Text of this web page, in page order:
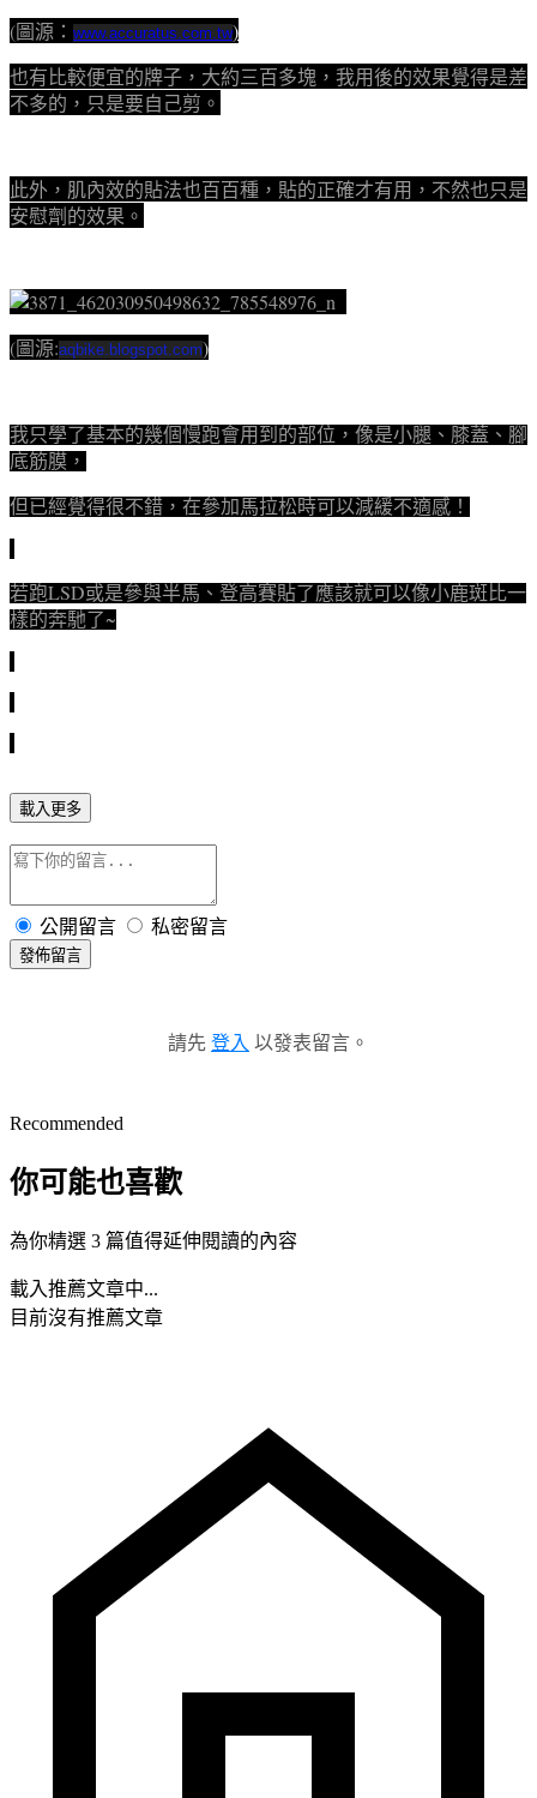
(圖源： www.accuratus.com.tw)
也有比較便宜的牌子，大約三百多塊，我用後的效果覺得是差
不多的，只是要自己剪。
此外，肌內效的貼法也百百種，貼的正確才有用，不然也只是
安慰劑的效果。
(圖源:aqbike.blogspot.com)
我只學了基本的幾個慢跑會用到的部位，像是小腿、膝蓋、腳
底筋膜，
但已經覺得很不錯，在參加馬拉松時可以減緩不適感！
若跑LSD或是參與半馬、登高賽貼了應該就可以像小鹿斑比一
樣的奔馳了~
載入更多
公開留言 私密留言
發佈留言
請先 登入 以發表留言。
Recommended
你可能也喜歡
為你精選 3 篇值得延伸閱讀的內容
載入推薦文章中...
目前沒有推薦文章